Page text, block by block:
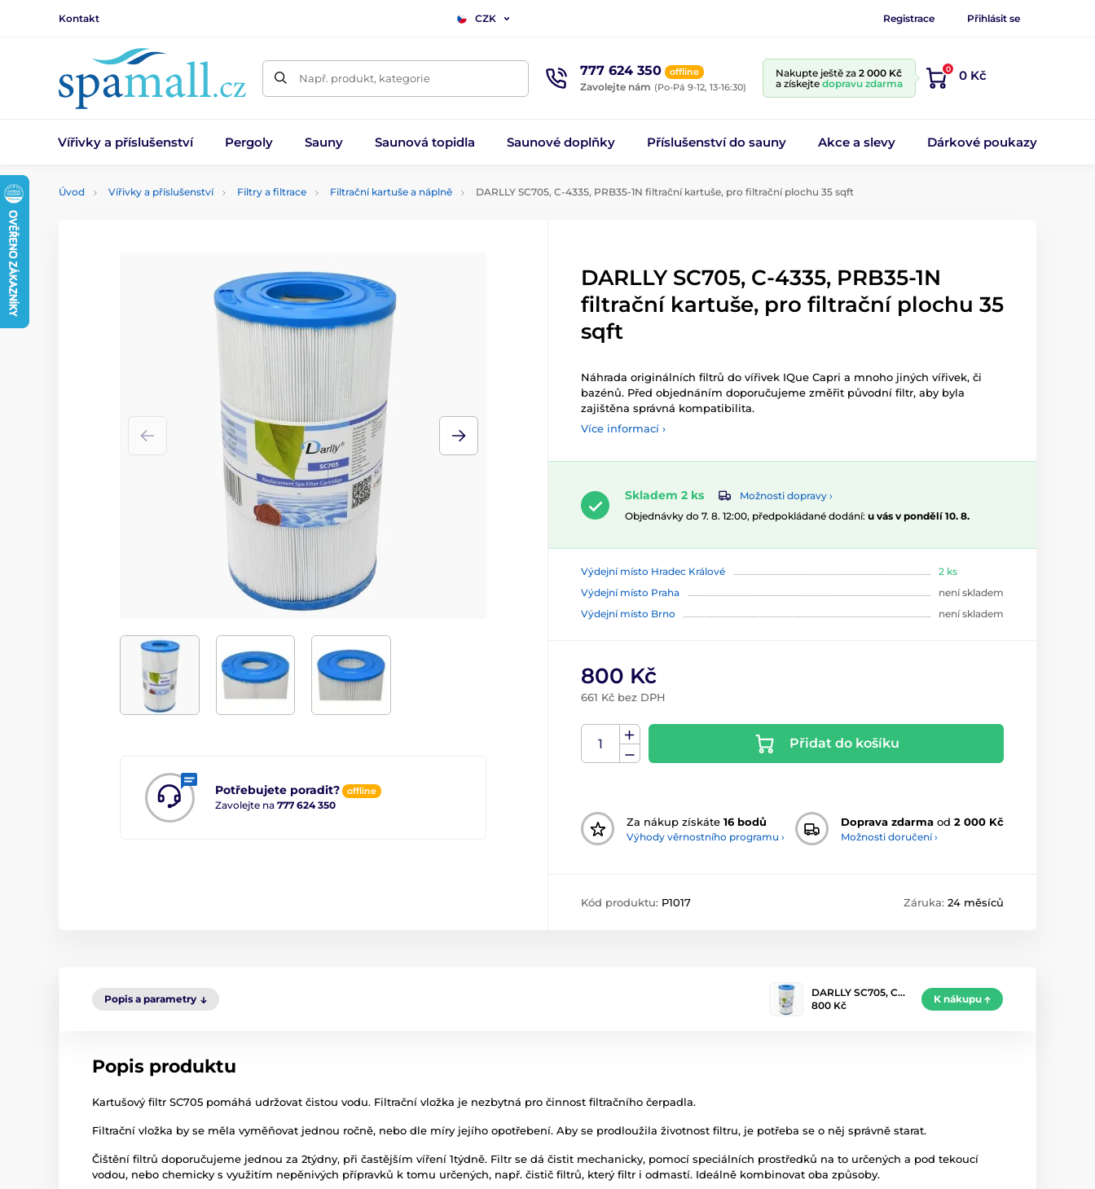
Kontakt CZK Registrace Přihlásit se
Např. produkt, kategorie 777 624 350 offline
Zavolejte nám (Po-Pá 9-12, 13-16:30)
Nakupte ještě za 2 000 Kč
a získejte dopravu zdarma
0 0 Kč
Vířivky a příslušenství Pergoly Sauny Saunová topidla Saunové doplňky Příslušenství do sauny Akce a slevy Dárkové poukazy
Úvod Vířivky a příslušenství Filtry a filtrace Filtrační kartuše a náplně DARLLY SC705, C-4335, PRB35-1N filtrační kartuše, pro filtrační plochu 35 sqft
Potřebujete poradit? offline
Zavolejte na 777 624 350
DARLLY SC705, C-4335, PRB35-1N
filtrační kartuše, pro filtrační plochu 35
sqft
Náhrada originálních filtrů do vířivek IQue Capri a mnoho jiných vířivek, či
bazénů. Před objednáním doporučujeme změřit původní filtr, aby byla
zajištěna správná kompatibilita.
Více informací ›
Skladem 2 ks
Možnosti dopravy ›
Objednávky do 7. 8. 12:00, předpokládané dodání: u vás v pondělí 10. 8.
Výdejní místo Hradec Králové
2 ks
Výdejní místo Praha
není skladem
Výdejní místo Brno
není skladem
800 Kč
661 Kč bez DPH
Přidat do košíku
Za nákup získáte 16 bodů
Výhody věrnostního programu ›
Doprava zdarma od 2 000 Kč
Možnosti doručení ›
Kód produktu: P1017 Záruka: 24 měsíců
Popis a parametry
DARLLY SC705, C…
800 Kč
K nákupu
Popis produktu
Kartušový filtr SC705 pomáhá udržovat čistou vodu. Filtrační vložka je nezbytná pro činnost filtračního čerpadla.
Filtrační vložka by se měla vyměňovat jednou ročně, nebo dle míry jejího opotřebení. Aby se prodloužila životnost filtru, je potřeba se o něj správně starat.
Čištění filtrů doporučujeme jednou za 2týdny, při častějším víření 1týdně. Filtr se dá čistit mechanicky, pomocí speciálních prostředků na to určených a pod tekoucí
vodou, nebo chemicky s využitím nepěnivých přípravků k tomu určených, např. čistič filtrů, který filtr i odmastí. Ideálně kombinovat oba způsoby.